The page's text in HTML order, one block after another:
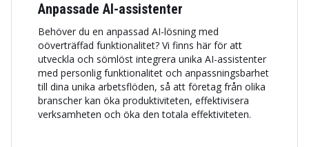
Anpassade AI-assistenter
Behöver du en anpassad AI-lösning med
oöverträffad funktionalitet? Vi finns här för att
utveckla och sömlöst integrera unika AI-assistenter
med personlig funktionalitet och anpassningsbarhet
till dina unika arbetsflöden, så att företag från olika
branscher kan öka produktiviteten, effektivisera
verksamheten och öka den totala effektiviteten.